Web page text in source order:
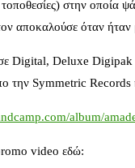
τοποθεσίες) στην οποία
αποκαλούσε όταν ήταν
Digital, Deluxe
την Symmetric Records
album/
video εδώ: